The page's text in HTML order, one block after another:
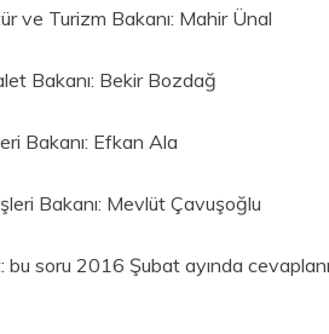
ve Turizm Bakanı: Mahir Ünal
Bakanı: Bekir Bozdağ
Bakanı: Efkan Ala
Bakanı: Mevlüt Çavuşoğlu
bu soru 2016 Şubat ayında